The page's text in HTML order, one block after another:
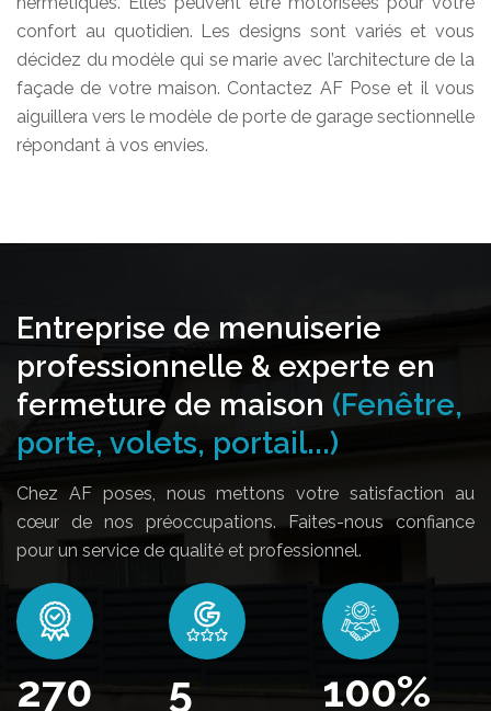
confort au quotidien. Les designs sont variés et vous
décidez du modèle qui se marie avec l’architecture de la
façade de votre maison. Contactez AF Pose et il vous
aiguillera vers le modèle de porte de garage sectionnelle
répondant à vos envies.
Entreprise de menuiserie
professionnelle & experte en
fermeture de maison (Fenêtre,
porte, volets, portail...)
Chez AF poses, nous mettons votre satisfaction au
cœur de nos préoccupations. Faites-nous confiance
pour un service de qualité et professionnel.
328 5 100%